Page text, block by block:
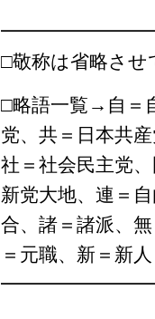
□敬称は省略さ
□略語一覧→自＝
党、共＝日本共産
社＝社会民主党
新党大地、連＝
合、諸＝諸派、
＝元職、新＝新人